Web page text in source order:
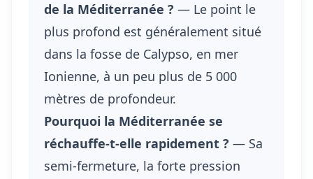
de la Méditerranée ? — Le point le
plus profond est généralement situé
dans la fosse de Calypso, en mer
Ionienne, à un peu plus de 5 000
mètres de profondeur.
Pourquoi la Méditerranée se
réchauffe-t-elle rapidement ? — Sa
semi-fermeture, la forte pression